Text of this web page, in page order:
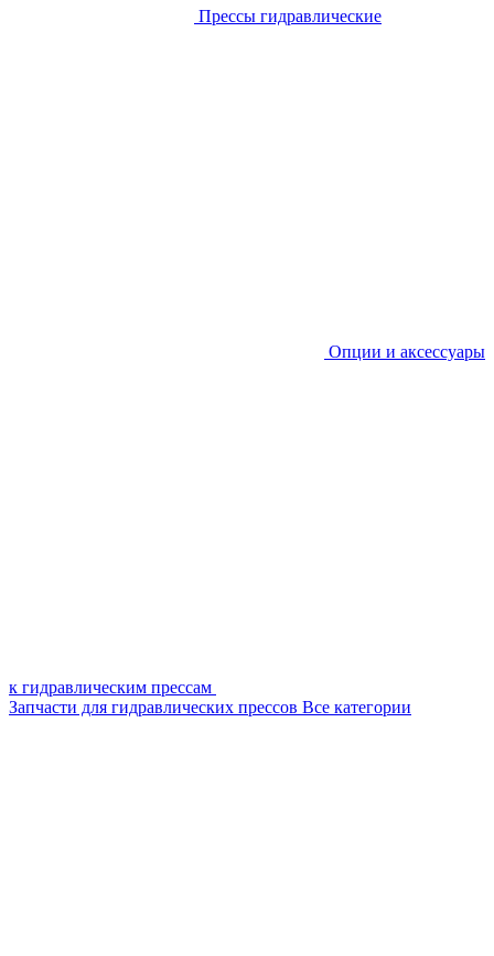
Прессы гидравлические
Опции и аксессуары
к гидравлическим прессам
Запчасти для гидравлических прессов Все категории